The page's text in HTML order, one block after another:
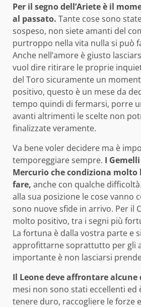
Per il segno dell’Ariete è il
al passato. Tante cose sono
sospeso, non siete amanti del
purtroppo nella vita nulla si può
Anche nell’amore è giusto
vuol dire ritirare le proprie
del Toro sicuramente un
positivo, questo è un mese da
tempo quindi di fermarsi, porre
avanti altrimenti le scelte non
finalizzate veramente.
Va bene voler decidere ma è
temporeggiare sempre. I
Mercurio che condiziona molto
fare, anche con qualche
alla sua posizione le cose vanno
sono nuove sfide in arrivo. Per il
molto positivo, tra i segni più
La fortuna è dalla vostra parte e
approfittarne soprattutto per gli
importante è non lasciarsi
Il Leone deve affrontare
mesi non sono stati eccellenti ed
tenere duro, raccogliere le forze